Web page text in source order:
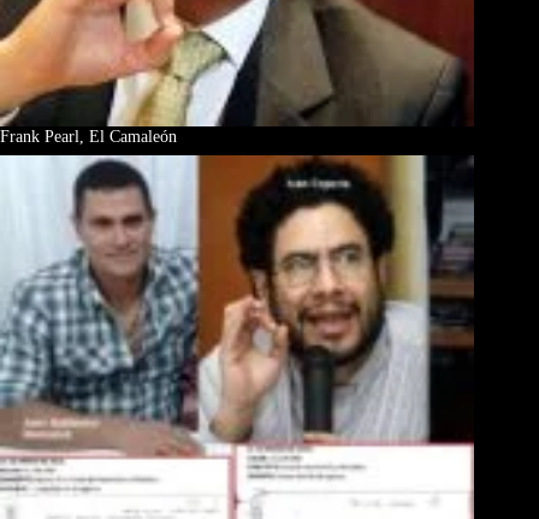
Frank Pearl, El Camaleón